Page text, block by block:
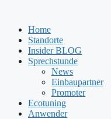
springenHome
Standorte
Insider BLOG
Sprechstunde
News
Einbaupartner
Promoter
Ecotuning
Anwender